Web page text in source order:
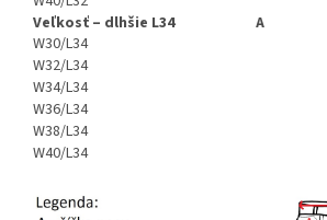
Veľkosť – dlhšie L34
A
W30/L34
W32/L34
W34/L34
W36/L34
W38/L34
W40/L34